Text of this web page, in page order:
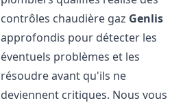
contrôles chaudière gaz Genlis
approfondis pour détecter les
éventuels problèmes et les
résoudre avant qu'ils ne
deviennent critiques. Nous vous